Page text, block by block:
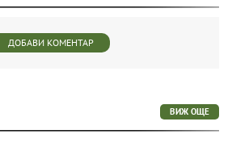
ДОБАВИ КОМЕНТАР
ВИЖ ОЩЕ